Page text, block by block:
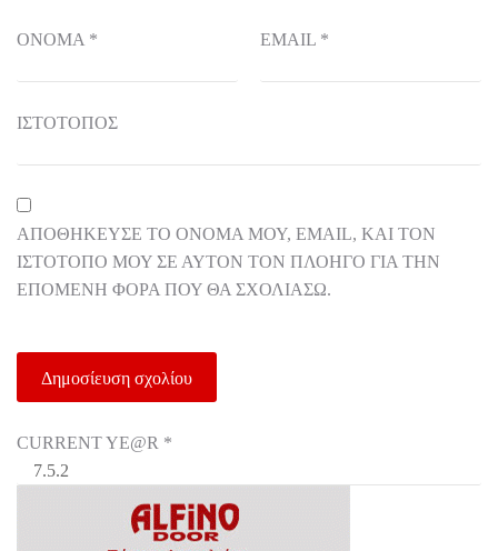
ΌΝΟΜΑ * EMAIL *
ΙΣΤΌΤΟΠΟΣ
ΑΠΟΘΉΚΕΥΣΕ ΤΟ ΌΝΟΜΆ ΜΟΥ, EMAIL, ΚΑΙ ΤΟΝ
ΙΣΤΌΤΟΠΟ ΜΟΥ ΣΕ ΑΥΤΌΝ ΤΟΝ ΠΛΟΗΓΌ ΓΙΑ ΤΗΝ
ΕΠΌΜΕΝΗ ΦΟΡΆ ΠΟΥ ΘΑ ΣΧΟΛΙΆΣΩ.
CURRENT YE@R *